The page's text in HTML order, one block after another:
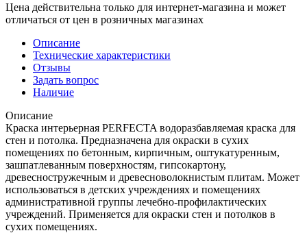
Цена действительна только для интернет-магазина и может
отличаться от цен в розничных магазинах
Описание
Технические характеристики
Отзывы
Задать вопрос
Наличие
Описание
Краска интерьерная PERFECTA водоразбавляемая краска для
стен и потолка. Предназначена для окраски в сухих
помещениях по бетонным, кирпичным, оштукатуренным,
зашпатлеванным поверхностям, гипсокартону,
древесностружечным и древесноволокнистым плитам. Может
использоваться в детских учреждениях и помещениях
административной группы лечебно-профилактических
учреждений. Применяется для окраски стен и потолков в
сухих помещениях.